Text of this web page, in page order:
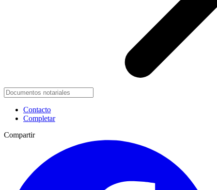
Contacto
Completar
Compartir